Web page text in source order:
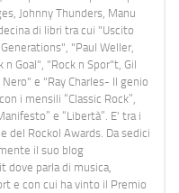
Johnny Thunders, Manu
di libri tra cui "Uscito
"Paul Weller,
n Goal", "Rock n Spor"t, Gil
e "Ray Charles- Il genio
i mensili “Classic Rock”,
e “Libertà”. E' tra i
del Rockol Awards. Da sedici
il suo blog
parla di musica,
e con cui ha vinto il Premio